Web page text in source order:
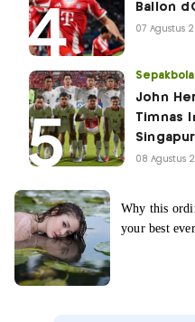
Ballon
07 Agustus
John
Timnas
08 Agustus